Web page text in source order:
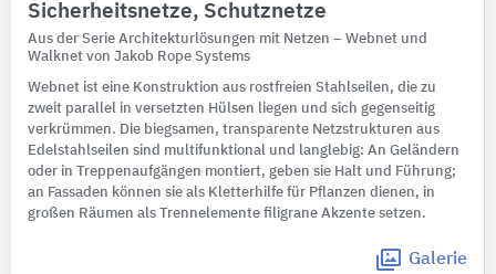
Sicherheitsnetze, Schutznetze
Aus der Serie Architekturlösungen mit Netzen – Webnet und
Walknet von Jakob Rope Systems
Webnet ist eine Konstruktion aus rostfreien Stahlseilen, die zu
zweit parallel in versetzten Hülsen liegen und sich gegenseitig
verkrümmen. Die biegsamen, transparente Netzstrukturen aus
Edelstahlseilen sind multifunktional und langlebig: An Geländern
oder in Treppenaufgängen montiert, geben sie Halt und Führung;
an Fassaden können sie als Kletterhilfe für Pflanzen dienen, in
großen Räumen als Trennelemente filigrane Akzente setzen.
Galerie